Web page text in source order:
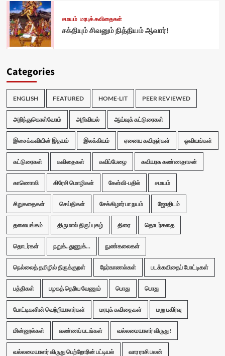
சமயம் மரபுக் கவிதைகள்
சக்தியும் சிவனும் நித்தியம் ஆவார்!
Categories
ENGLISH FEATURED HOME-LIT PEER REVIEWED
அறிந்துகொள்வோம் அறிவியல் ஆய்வுக் கட்டுரைகள்
இசைக்கவியின் இதயம் இலக்கியம் ஏனைய கவிஞர்கள் ஓவியங்கள்
கட்டுரைகள் கவிதைகள் கவிப்பேழை கவியரசு கண்ணதாசன்
காணொலி கிரேசி மொழிகள் கேள்வி-பதில் சமயம்
சிறுகதைகள் செய்திகள் சேக்கிழார் பா நயம் ஜோதிடம்
தலையங்கம் திருமால் திருப்புகழ் திரை தொடர்கதை
தொடர்கள் நறுக்..துணுக்... நுண்கலைகள்
நெல்லைத் தமிழில் திருக்குறள் நேர்காணல்கள் படக்கவிதைப் போட்டிகள்
பத்திகள் பழகத் தெரிய வேணும் பொது பொது
போட்டிகளின் வெற்றியாளர்கள் மரபுக் கவிதைகள் மறு பகிர்வு
மின்னூல்கள் வண்ணப் படங்கள் வல்லமையாளர் விருது!
வல்லமையாளர் விருது பெற்றோரின் பட்டியல் வார ராசி பலன்